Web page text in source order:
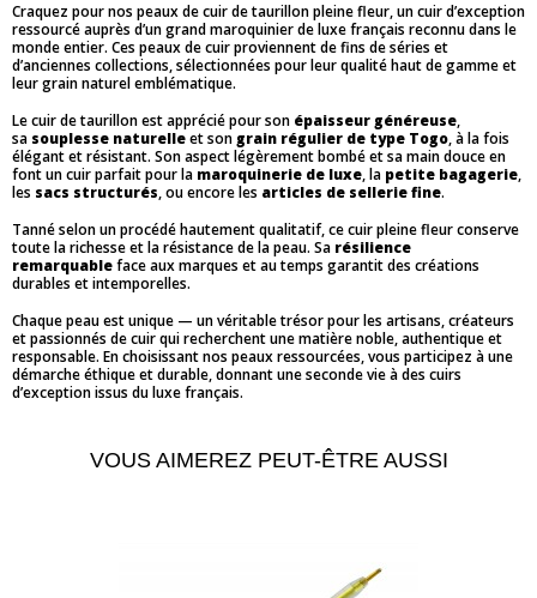
Craquez pour nos peaux de cuir de taurillon pleine fleur, un cuir d’exception
ressourcé auprès d’un grand maroquinier de luxe français reconnu dans le
monde entier. Ces peaux de cuir proviennent de fins de séries et
d’anciennes collections, sélectionnées pour leur qualité haut de gamme et
leur grain naturel emblématique.
Le cuir de taurillon est apprécié pour son épaisseur généreuse,
sa souplesse naturelleet son grain régulier de type Togo, à la fois
élégant et résistant. Son aspect légèrement bombé et sa main douce en
font un cuir parfait pour la maroquinerie de luxe, la petite bagagerie,
les sacs structurés, ou encore les articles de sellerie fine.
Tanné selon un procédé hautement qualitatif, ce cuir pleine fleur conserve
toute la richesse et la résistance de la peau. Sa résilience
remarquableface aux marques et au temps garantit des créations
durables et intemporelles.
Chaque peau est unique — un véritable trésor pour les artisans, créateurs
et passionnés de cuir qui recherchent une matière noble, authentique et
responsable. En choisissant nos peaux ressourcées, vous participez à une
démarche éthique et durable, donnant une seconde vie à des cuirs
d’exception issus du luxe français.
VOUS AIMEREZ PEUT-ÊTRE AUSSI